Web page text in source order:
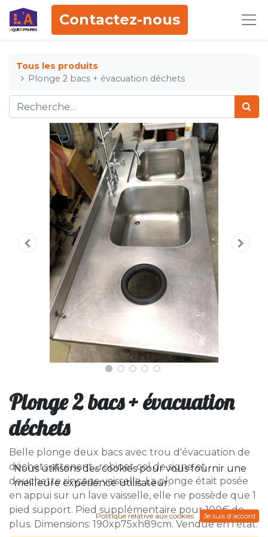
Contactez-nous
Tous les produits
Plonge 2 bacs + évacuation déchets
Plonge 2 bacs + évacuation
déchets
Belle plonge deux bacs avec trou d'évacuation de
déchets attenant., robinet col de signe et
douchette rinçage vaisselle. La plonge était posée
en appui sur un lave vaisselle, elle ne possède que 1
pied support. Pied supplémentaire pour 100€ de
plus. Dimensions: 190xp75xh89cm. Vendue en l'état.
Nous utilisons des cookies pour vous fournir une
meilleure expérience utilisateur.
Politique relative aux cookies Je suis d'accord